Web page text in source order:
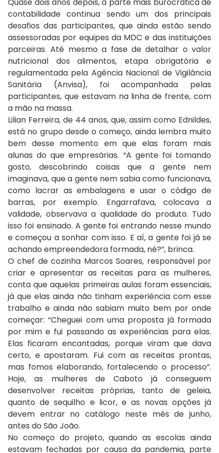
contabilidade continua sendo um dos principais
desafios das participantes, que ainda estão sendo
assessoradas por equipes da MDC e das instituições
parceiras. Até mesmo a fase de detalhar o valor
nutricional dos alimentos, etapa obrigatória e
regulamentada pela Agência Nacional de Vigilância
Sanitária (Anvisa), foi acompanhada pelas
participantes, que estavam na linha de frente, com
a mão na massa.
Lilian Ferreira, de 44 anos, que, assim como Ednildes,
está no grupo desde o começo, ainda lembra muito
bem desse momento em que elas foram mais
alunas do que empresárias. “A gente foi tomando
gosto, descobrindo coisas que a gente nem
imaginava, que a gente nem sabia como funcionava,
como lacrar as embalagens e usar o código de
barras, por exemplo. Engarrafava, colocava a
validade, observava a qualidade do produto. Tudo
isso foi ensinado. A gente foi entrando nesse mundo
e começou a sonhar com isso. E aí, a gente foi já se
achando empreendedora formada, né?”, brinca.
O chef de cozinha Marcos Soares, responsável por
criar e apresentar as receitas para as mulheres,
conta que aquelas primeiras aulas foram essenciais,
já que elas ainda não tinham experiência com esse
trabalho e ainda não sabiam muito bem por onde
começar: “Cheguei com uma proposta já formada
por mim e fui passando as experiências para elas.
Elas ficaram encantadas, porque viram que dava
certo, e apostaram. Fui com as receitas prontas,
mas fomos elaborando, fortalecendo o processo”.
Hoje, as mulheres de Caboto já conseguem
desenvolver receitas próprias, tanto de geleia,
quanto de sequilho e licor, e as novas opções já
devem entrar no catálogo neste mês de junho,
antes do São João.
No começo do projeto, quando as escolas ainda
estavam fechadas por causa da pandemia, parte